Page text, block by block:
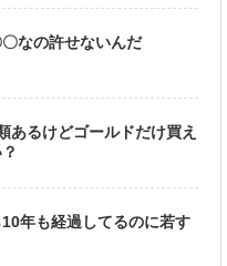
〇なの許せないんだ
あるけどゴールドだけ買え
10年も経過してるのに若す